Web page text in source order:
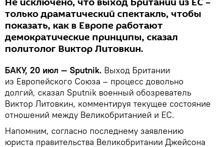
только драматический спектакль, чтобы
показать, как в Европе работают
демократические принципы, сказал
политолог Виктор Литовкин.
БАКУ, 20 июл — Sputnik. Выход Британии
из Европейского Союза – процесс довольно
долгий, сказал Sputnik военный обозреватель
Виктор Литовкин, комментируя текущее состояние
отношений между Великобританией и ЕС.
Напомним, согласно последнему заявлению
юриста правительства Великобритании Джейсона